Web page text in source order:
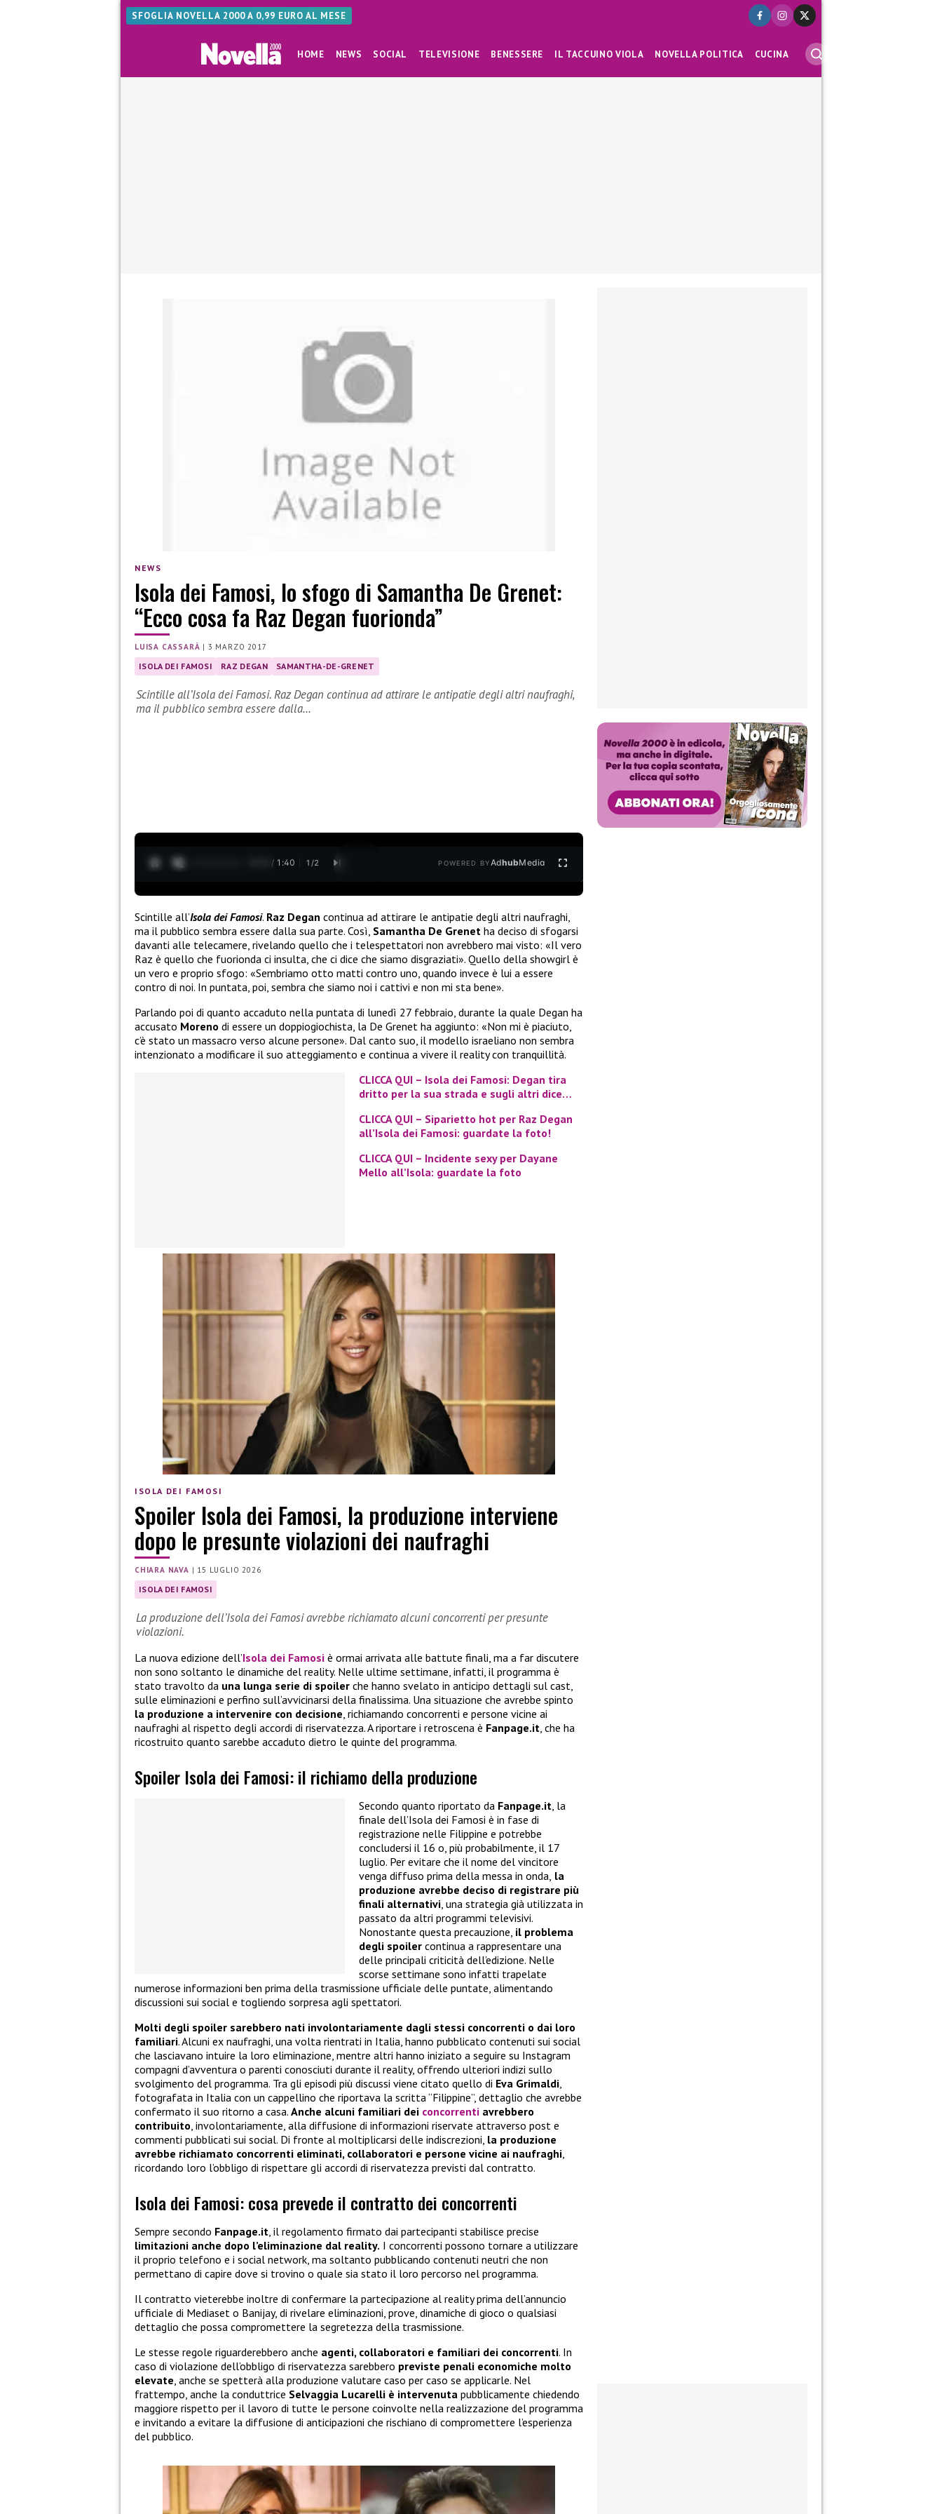
SFOGLIA NOVELLA 2000 A 0,99 EURO AL MESE
HOME NEWS SOCIAL TELEVISIONE BENESSERE IL TACCUINO VIOLA NOVELLA POLITICA CUCINA
NEWS
Isola dei Famosi, lo sfogo di Samantha De Grenet:
“Ecco cosa fa Raz Degan fuorionda”
LUISA CASSARÀ | 3 MARZO 2017
ISOLA DEI FAMOSI RAZ DEGAN SAMANTHA-DE-GRENET
Scintille all’Isola dei Famosi. Raz Degan continua ad attirare le antipatie degli altri naufraghi,
ma il pubblico sembra essere dalla…
0:13 / 1:40 1 /2 POWERED BYAdhubMedia
Scintille all’Isola dei Famosi. Raz Degan continua ad attirare le antipatie degli altri naufraghi,
ma il pubblico sembra essere dalla sua parte. Così, Samantha De Grenet ha deciso di sfogarsi
davanti alle telecamere, rivelando quello che i telespettatori non avrebbero mai visto: «Il vero
Raz è quello che fuorionda ci insulta, che ci dice che siamo disgraziati». Quello della showgirl è
un vero e proprio sfogo: «Sembriamo otto matti contro uno, quando invece è lui a essere
contro di noi. In puntata, poi, sembra che siamo noi i cattivi e non mi sta bene».
Parlando poi di quanto accaduto nella puntata di lunedì 27 febbraio, durante la quale Degan ha
accusato Moreno di essere un doppiogiochista, la De Grenet ha aggiunto: «Non mi è piaciuto,
c’è stato un massacro verso alcune persone». Dal canto suo, il modello israeliano non sembra
intenzionato a modificare il suo atteggiamento e continua a vivere il reality con tranquillità.
CLICCA QUI – Isola dei Famosi: Degan tira
dritto per la sua strada e sugli altri dice…
CLICCA QUI – Siparietto hot per Raz Degan
all’Isola dei Famosi: guardate la foto!
CLICCA QUI – Incidente sexy per Dayane
Mello all’Isola: guardate la foto
ISOLA DEI FAMOSI
Spoiler Isola dei Famosi, la produzione interviene
dopo le presunte violazioni dei naufraghi
CHIARA NAVA | 15 LUGLIO 2026
ISOLA DEI FAMOSI
La produzione dell’Isola dei Famosi avrebbe richiamato alcuni concorrenti per presunte
violazioni.
La nuova edizione dell’Isola dei Famosi è ormai arrivata alle battute finali, ma a far discutere
non sono soltanto le dinamiche del reality. Nelle ultime settimane, infatti, il programma è
stato travolto da una lunga serie di spoiler che hanno svelato in anticipo dettagli sul cast,
sulle eliminazioni e perfino sull’avvicinarsi della finalissima. Una situazione che avrebbe spinto
la produzione a intervenire con decisione , richiamando concorrenti e persone vicine ai
naufraghi al rispetto degli accordi di riservatezza. A riportare i retroscena è Fanpage.it , che ha
ricostruito quanto sarebbe accaduto dietro le quinte del programma.
Spoiler Isola dei Famosi: il richiamo della produzione
Secondo quanto riportato da Fanpage.it, la
finale dell’Isola dei Famosi è in fase di
registrazione nelle Filippine e potrebbe
concludersi il 16 o, più probabilmente, il 17
luglio. Per evitare che il nome del vincitore
venga diffuso prima della messa in onda, la
produzione avrebbe deciso di registrare più
finali alternativi, una strategia già utilizzata in
passato da altri programmi televisivi.
Nonostante questa precauzione, il problema
degli spoiler continua a rappresentare una
delle principali criticità dell’edizione. Nelle
scorse settimane sono infatti trapelate
numerose informazioni ben prima della trasmissione ufficiale delle puntate, alimentando
discussioni sui social e togliendo sorpresa agli spettatori.
Molti degli spoiler sarebbero nati involontariamente dagli stessi concorrenti o dai loro
familiari. Alcuni ex naufraghi, una volta rientrati in Italia, hanno pubblicato contenuti sui social
che lasciavano intuire la loro eliminazione, mentre altri hanno iniziato a seguire su Instagram
compagni d’avventura o parenti conosciuti durante il reality, offrendo ulteriori indizi sullo
svolgimento del programma. Tra gli episodi più discussi viene citato quello di Eva Grimaldi,
fotografata in Italia con un cappellino che riportava la scritta “Filippine”, dettaglio che avrebbe
confermato il suo ritorno a casa. Anche alcuni familiari dei concorrenti avrebbero
contribuito, involontariamente, alla diffusione di informazioni riservate attraverso post e
commenti pubblicati sui social. Di fronte al moltiplicarsi delle indiscrezioni, la produzione
avrebbe richiamato concorrenti eliminati, collaboratori e persone vicine ai naufraghi,
ricordando loro l’obbligo di rispettare gli accordi di riservatezza previsti dal contratto.
Isola dei Famosi: cosa prevede il contratto dei concorrenti
Sempre secondo Fanpage.it, il regolamento firmato dai partecipanti stabilisce precise
limitazioni anche dopo l’eliminazione dal reality. I concorrenti possono tornare a utilizzare
il proprio telefono e i social network, ma soltanto pubblicando contenuti neutri che non
permettano di capire dove si trovino o quale sia stato il loro percorso nel programma.
Il contratto vieterebbe inoltre di confermare la partecipazione al reality prima dell’annuncio
ufficiale di Mediaset o Banijay, di rivelare eliminazioni, prove, dinamiche di gioco o qualsiasi
dettaglio che possa compromettere la segretezza della trasmissione.
Le stesse regole riguarderebbero anche agenti, collaboratori e familiari dei concorrenti. In
caso di violazione dell’obbligo di riservatezza sarebbero previste penali economiche molto
elevate, anche se spetterà alla produzione valutare caso per caso se applicarle. Nel
frattempo, anche la conduttrice Selvaggia Lucarelli è intervenuta pubblicamente chiedendo
maggiore rispetto per il lavoro di tutte le persone coinvolte nella realizzazione del programma
e invitando a evitare la diffusione di anticipazioni che rischiano di compromettere l’esperienza
del pubblico.